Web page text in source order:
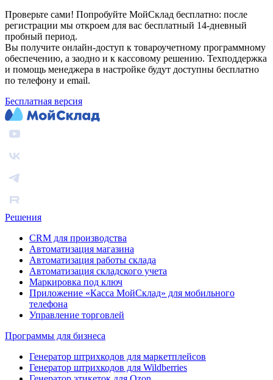
Проверьте сами! Попробуйте МойСклад бесплатно: после
регистрации мы откроем для вас бесплатный 14-дневный
пробный период.
Вы получите онлайн-доступ к товароучетному программному
обеспечению, а заодно и к кассовому решению. Техподдержка
и помощь менеджера в настройке будут доступны бесплатно
по телефону и email.
Бесплатная версия
Решения
CRM для производства
Автоматизация магазина
Автоматизация работы склада
Автоматизация складского учета
Маркировка под ключ
Приложение «Касса МойСклад» для мобильного
телефона
Управление торговлей
Программы для бизнеса
Генератор штрихкодов для маркетплейсов
Генератор штрихкодов для Wildberries